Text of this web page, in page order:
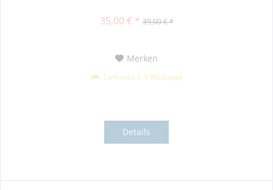
35,00 € * 39,00 € *
Merken
Lieferzeit 2-5 Werktage
Details